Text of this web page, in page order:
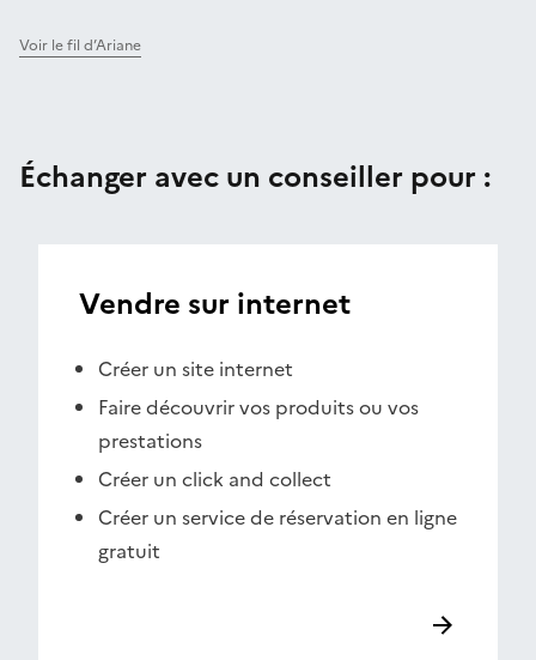
Voir le fil d’Ariane
Échanger avec un conseiller pour :
Vendre sur internet
Créer un site internet
Faire découvrir vos produits ou vos
prestations
Créer un click and collect
Créer un service de réservation en ligne
gratuit